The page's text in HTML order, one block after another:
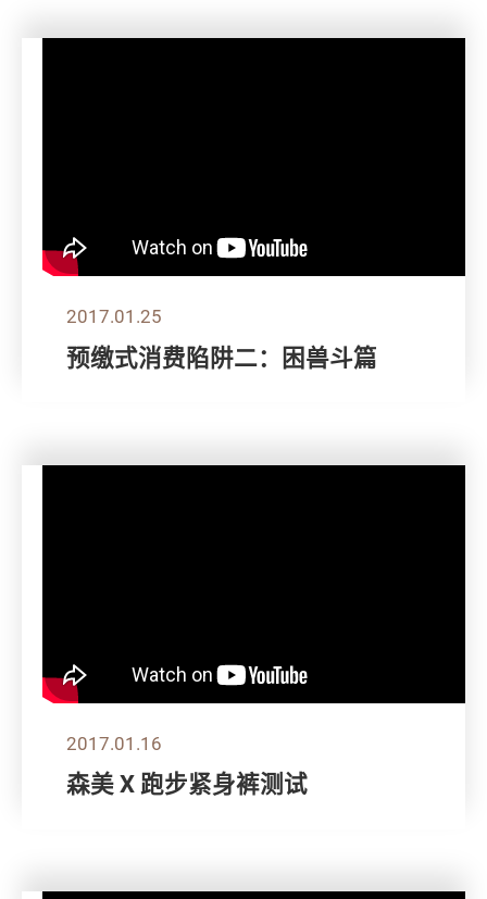
2017.01.25
预缴式消费陷阱二：困兽斗篇
2017.01.16
森美 X 跑步紧身裤测试